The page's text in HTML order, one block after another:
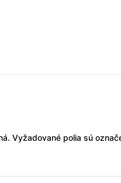
Vyžadované polia sú